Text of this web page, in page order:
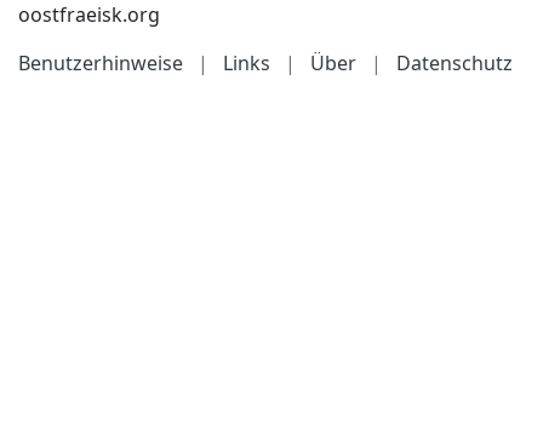
oostfraeisk.org
Benutzerhinweise
| Links | Über | Datenschutz